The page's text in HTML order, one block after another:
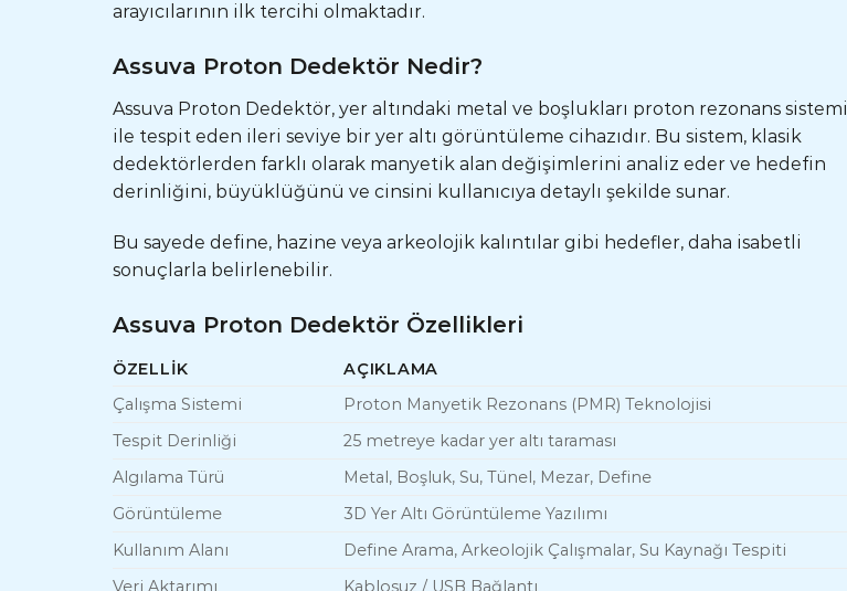
arayıcılarının ilk tercihi olmaktadır.
Assuva Proton Dedektör Nedir?
Assuva Proton Dedektör, yer altındaki metal ve boşlukları proton rezonans sistemi
ile tespit eden ileri seviye bir yer altı görüntüleme cihazıdır. Bu sistem, klasik
dedektörlerden farklı olarak manyetik alan değişimlerini analiz eder ve hedefin
derinliğini, büyüklüğünü ve cinsini kullanıcıya detaylı şekilde sunar.
Bu sayede define, hazine veya arkeolojik kalıntılar gibi hedefler, daha isabetli
sonuçlarla belirlenebilir.
Assuva Proton Dedektör Özellikleri
ÖZELLIK
AÇIKLAMA
Çalışma Sistemi
Proton Manyetik Rezonans (PMR) Teknolojisi
Tespit Derinliği
25 metreye kadar yer altı taraması
Algılama Türü
Metal, Boşluk, Su, Tünel, Mezar, Define
Görüntüleme
3D Yer Altı Görüntüleme Yazılımı
Kullanım Alanı
Define Arama, Arkeolojik Çalışmalar, Su Kaynağı Tespiti
Veri Aktarımı
Kablosuz / USB Bağlantı